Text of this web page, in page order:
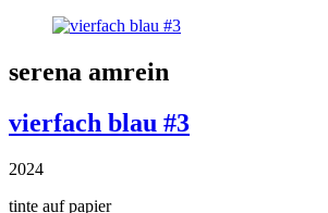
serena amrein
vierfach blau #3
2024
tinte auf papier